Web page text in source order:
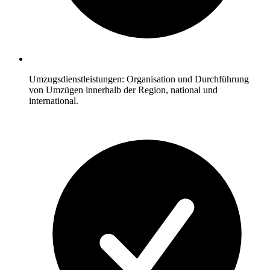
Umzugsdienstleistungen: Organisation und Durchführung
von Umzügen innerhalb der Region, national und
international.